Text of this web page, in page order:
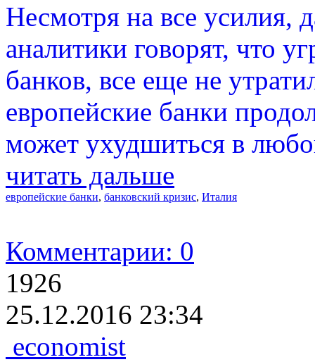
Несмотря на все усилия,
аналитики говорят, что
банков, все еще не
европейские банки
может ухудшиться в
читать дальше
европейские банки, банковский кризис, Италия
Комментарии: 0
1926
25.12.2016 23:34
economist